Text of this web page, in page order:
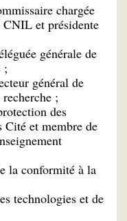
chargée
CNIL et présidente
générale de
;
général de
;
des
Cité et membre de
la conformité à la
technologies et de